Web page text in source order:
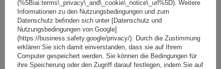
Maximales Fahrradgewicht:
22,5 kg
Nutzlast der Haltebügel:
45 kg
kompatibel mit Elektrofahrrädern
Aluminiumkonstruktion
(%5Biai:terms\_privacy\_and\_cookie\_notice\_url%5D). Weitere
Informationen zu den Nutzungsbedingungen und zum
Datenschutz befinden sich unter [Datenschutz und
Nutzungsbedingungen von Google]
(https://business.safety.google/privacy/). Durch die Zustimmung
erklären Sie sich damit einverstanden, dass sie auf Ihrem
Computer gespeichert werden. Sie können die Bedingungen für
ihre Speicherung oder den Zugriff darauf festlegen, indem Sie auf